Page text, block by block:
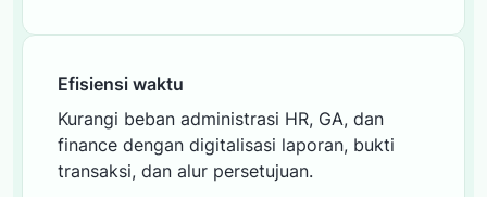
Efisiensi waktu
Kurangi beban administrasi HR, GA, dan
finance dengan digitalisasi laporan, bukti
transaksi, dan alur persetujuan.